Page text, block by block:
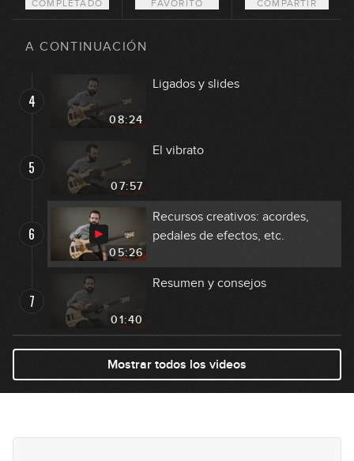
COMPLETADO FAVORITO COMPARTIR
A CONTINUACIÓN
14:23
La técnica en el bajo fretless
4
08:24
Ligados y slides
5
07:57
El vibrato
6
05:26
Recursos creativos: acordes,
pedales de efectos, etc.
7
01:40
Resumen y consejos
Mostrar todos los videos